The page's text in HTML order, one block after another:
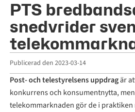
PTS
snedvrider
Publicerad den 2023-03-14
Post- och telestyrelsens uppdragär
konkurrens och konsumentnytta,
telekommarknaden gör de i praktiken